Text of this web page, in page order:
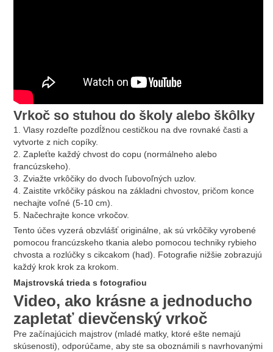
Vrkoč so stuhou do školy alebo škôlky
1. Vlasy rozdeľte pozdĺžnou cestičkou na dve rovnaké časti a
vytvorte z nich copíky.
2. Zapleťte každý chvost do copu (normálneho alebo
francúzskeho).
3. Zviažte vrkôčiky do dvoch ľubovoľných uzlov.
4. Zaistite vrkôčiky páskou na základni chvostov, pričom konce
nechajte voľné (5-10 cm).
5. Načechrajte konce vrkočov.
Tento účes vyzerá obzvlášť originálne, ak sú vrkôčiky vyrobené
pomocou francúzskeho tkania alebo pomocou techniky rybieho
chvosta a rozlúčky s cikcakom (had). Fotografie nižšie zobrazujú
každý krok krok za krokom.
Majstrovská trieda s fotografiou
Video, ako krásne a jednoducho
zapletať dievčenský vrkoč
Pre začínajúcich majstrov (mladé matky, ktoré ešte nemajú
skúsenosti), odporúčame, aby ste sa oboznámili s navrhovanými